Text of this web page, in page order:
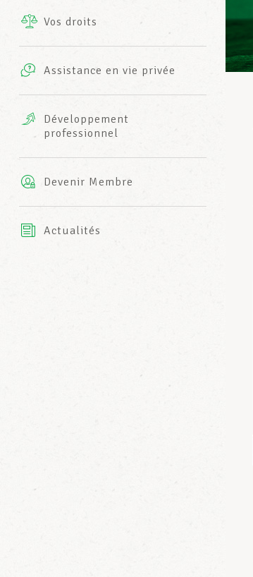
INFO-CENTER
Vos droits
Assistance en vie privée
complémentaires
AXA
Développement
professionnel
Devenir Membre
Actualités